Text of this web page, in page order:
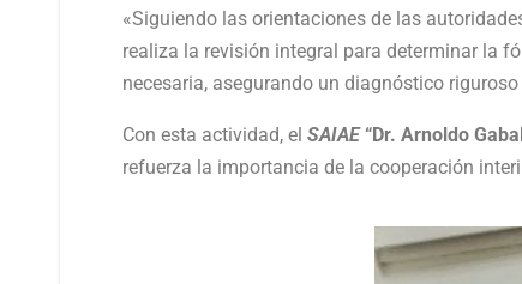
«Siguiendo las orientaciones de las
realiza la revisión integral para determinar la
necesaria, asegurando un diagnóstico
Con esta actividad, el SAIAE“Dr. Arnoldo
refuerza la importancia de la cooperación